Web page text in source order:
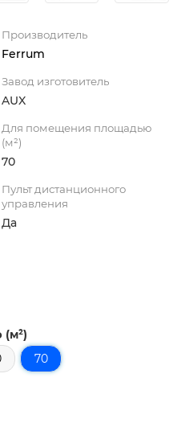
Производитель
Ferrum
Завод изготовитель
AUX
Для помещения площадью
(м²)
70
Пульт дистанционного
управления
Да
70